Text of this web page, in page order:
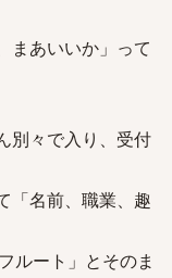
まあいいか」って
別々で入り、受付
「名前、職業、趣
ルート」とそのま